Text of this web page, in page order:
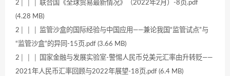
2│ │ │ 联合国《全球贸易最新情况》（2022年2月）-8页.pdf
(4.28 MB)
2│ │ │ 监管沙盒的国际经验与中国应用——兼论我国“监管试点”与
“监管沙盒”的异同-15页.pdf (3.66 MB)
2│ │ │ 国家金融与发展实验室-警惕人民币兑美元汇率由升转贬——
2021年人民币汇率回顾与2022年展望-18页.pdf (6.4 MB)